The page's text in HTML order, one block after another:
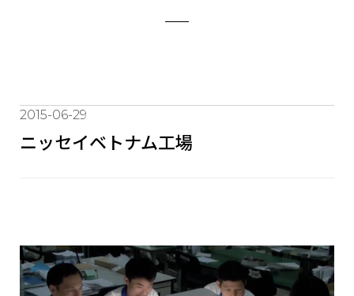
2015-06-29
ニッセイベトナム工場